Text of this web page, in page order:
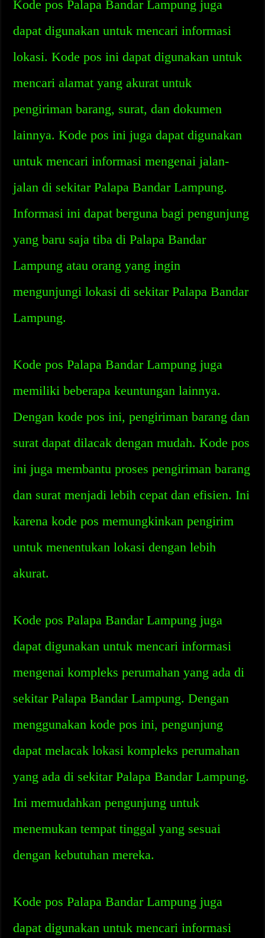
Kode pos Palapa Bandar Lampung juga
dapat digunakan untuk mencari informasi
lokasi. Kode pos ini dapat digunakan untuk
mencari alamat yang akurat untuk
pengiriman barang, surat, dan dokumen
lainnya. Kode pos ini juga dapat digunakan
untuk mencari informasi mengenai jalan-
jalan di sekitar Palapa Bandar Lampung.
Informasi ini dapat berguna bagi pengunjung
yang baru saja tiba di Palapa Bandar
Lampung atau orang yang ingin
mengunjungi lokasi di sekitar Palapa Bandar
Lampung.
Kode pos Palapa Bandar Lampung juga
memiliki beberapa keuntungan lainnya.
Dengan kode pos ini, pengiriman barang dan
surat dapat dilacak dengan mudah. Kode pos
ini juga membantu proses pengiriman barang
dan surat menjadi lebih cepat dan efisien. Ini
karena kode pos memungkinkan pengirim
untuk menentukan lokasi dengan lebih
akurat.
Kode pos Palapa Bandar Lampung juga
dapat digunakan untuk mencari informasi
mengenai kompleks perumahan yang ada di
sekitar Palapa Bandar Lampung. Dengan
menggunakan kode pos ini, pengunjung
dapat melacak lokasi kompleks perumahan
yang ada di sekitar Palapa Bandar Lampung.
Ini memudahkan pengunjung untuk
menemukan tempat tinggal yang sesuai
dengan kebutuhan mereka.
Kode pos Palapa Bandar Lampung juga
dapat digunakan untuk mencari informasi